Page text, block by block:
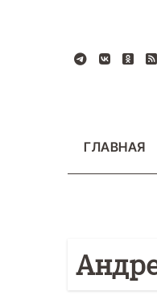
содержанию
ГЛАВНАЯ